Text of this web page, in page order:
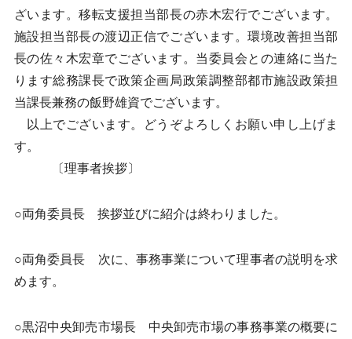
ざいます。移転支援担当部長の赤木宏行でございます。
施設担当部長の渡辺正信でございます。環境改善担当部
長の佐々木宏章でございます。当委員会との連絡に当た
ります総務課長で政策企画局政策調整部都市施設政策担
当課長兼務の飯野雄資でございます。
以上でございます。どうぞよろしくお願い申し上げま
す。
〔理事者挨拶〕
○両角委員長 挨拶並びに紹介は終わりました。
○両角委員長 次に、事務事業について理事者の説明を求
めます。
○黒沼中央卸売市場長 中央卸売市場の事務事業の概要に